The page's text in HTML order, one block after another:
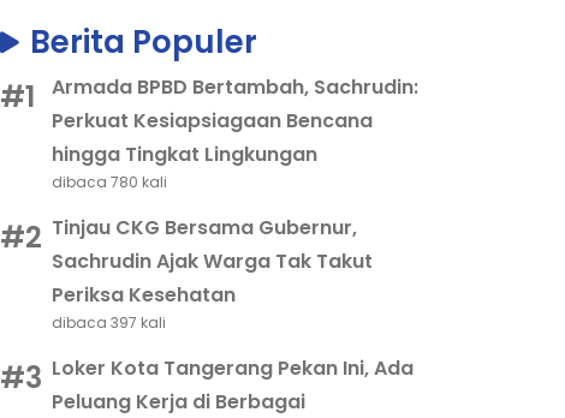
Berita Populer
#1
Armada BPBD Bertambah, Sachrudin:
Perkuat Kesiapsiagaan Bencana
hingga Tingkat Lingkungan
dibaca 780 kali
#2 Tinjau CKG Bersama Gubernur,
Sachrudin Ajak Warga Tak Takut
Periksa Kesehatan
dibaca 397 kali
#3 Loker Kota Tangerang Pekan Ini, Ada
Peluang Kerja di Berbagai